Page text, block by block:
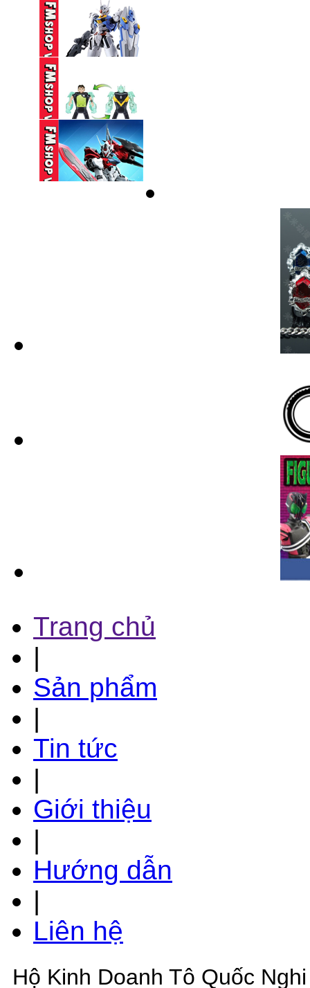
270,000 VND
(NOBOX THIẾU PK
TAY) SEMBO ...
160,000 VND
(NOBOX) HG 1/144
GUNDAM AERIAL ...
330,000 VND
(NOBOX) PLAYMATES
BEN 10 ...
Trang chủ
|
Sản phẩm
|
Tin tức
|
Giới thiệu
|
Hướng dẫn
|
Liên hệ
Hộ Kinh Doanh Tô Quốc Nghi